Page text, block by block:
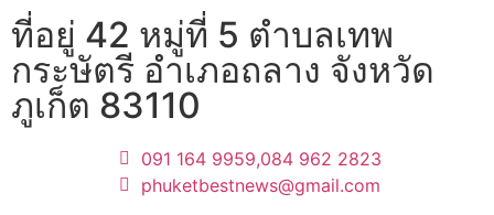
ที่อยู่ 42 หมู่ที่ 5 ตำบลเทพ
กระษัตรี อำเภอถลาง จังหวัด
ภูเก็ต 83110
091 164 9959,084 962 2823
phuketbestnews@gmail.com